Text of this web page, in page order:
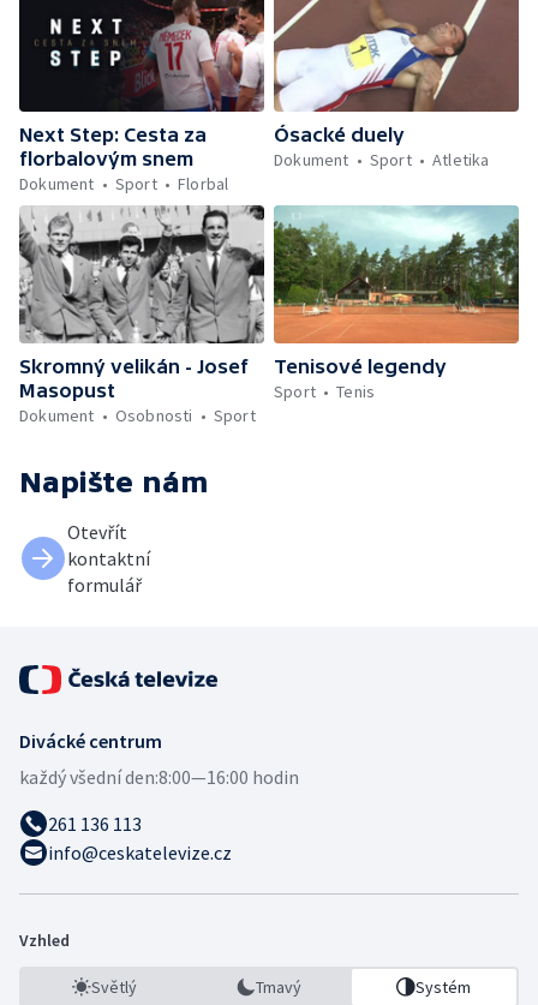
Next Step: Cesta za
florbalovým snem
Dokument
Sport Florbal
Ósacké duely
Dokument
Sport Atletika
Skromný velikán - Josef
Masopust
Dokument
Osobnosti Sport
Tenisové legendy
Sport
Tenis
Napište nám
Otevřít
kontaktní
formulář
Divácké centrum
každý všední den:8:00—16:00 hodin
261 136 113
info@ceskatelevize.cz
Vzhled
Světlý Tmavý Systém